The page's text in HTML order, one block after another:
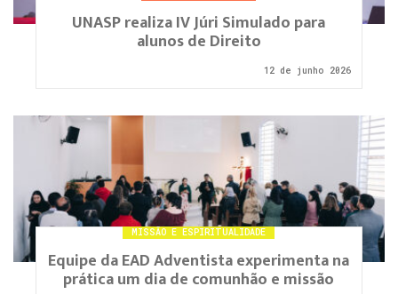
UNASP realiza IV Júri Simulado para
alunos de Direito
12 de junho 2026
MISSÃO E ESPIRITUALIDADE
Equipe da EAD Adventista experimenta na
prática um dia de comunhão e missão